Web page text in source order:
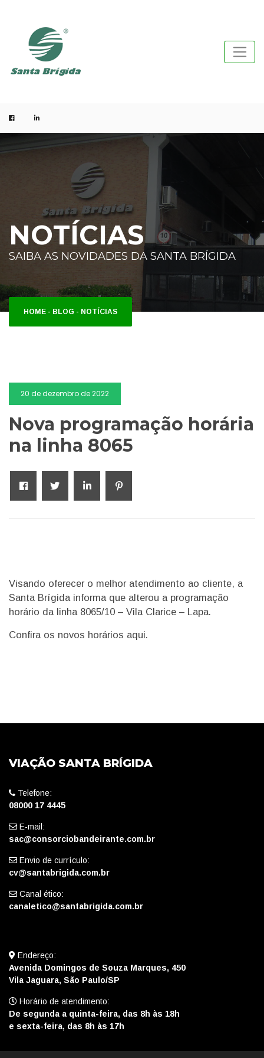
NOTÍCIAS
SAIBA AS NOVIDADES DA SANTA BRÍGIDA
HOME - BLOG - NOTÍCIAS
20 de dezembro de 2022
Nova programação horária
na linha 8065
Visando oferecer o melhor atendimento ao cliente, a
Santa Brígida informa que alterou a programação
horário da linha 8065/10 – Vila Clarice – Lapa.
Confira os novos horários aqui.
VIAÇÃO SANTA BRÍGIDA
Telefone:
08000 17 4445
E-mail:
sac@consorciobandeirante.com.br
Envio de currículo:
cv@santabrigida.com.br
Canal ético:
canaletico@santabrigida.com.br
Endereço:
Avenida Domingos de Souza Marques, 450
Vila Jaguara, São Paulo/SP
Horário de atendimento:
De segunda a quinta-feira, das 8h às 18h
e sexta-feira, das 8h às 17h